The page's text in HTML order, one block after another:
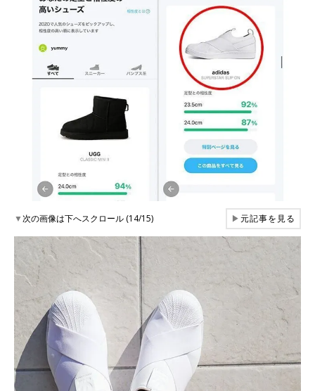
▼次の画像は下へスクロール (14/15) ▶元記事を見る